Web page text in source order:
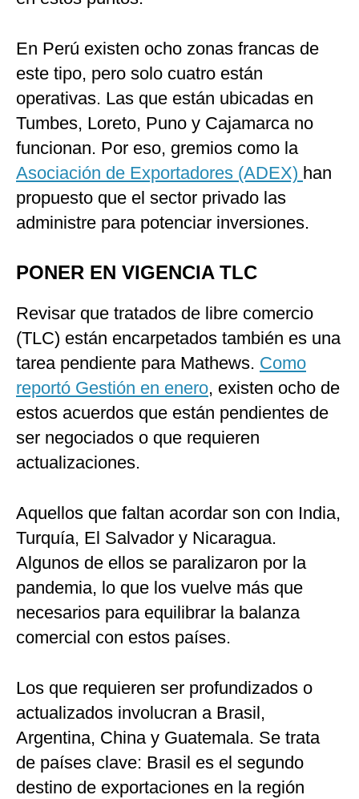
En Perú existen ocho zonas francas de
este tipo, pero solo cuatro están
operativas. Las que están ubicadas en
Tumbes, Loreto, Puno y Cajamarca no
funcionan. Por eso, gremios como la
Asociación de Exportadores (ADEX) han
propuesto que el sector privado las
administre para potenciar inversiones.
PONER EN VIGENCIA TLC
Revisar que tratados de libre comercio
(TLC) están encarpetados también es una
tarea pendiente para Mathews. Como
reportó Gestión en enero, existen ocho de
estos acuerdos que están pendientes de
ser negociados o que requieren
actualizaciones.
Aquellos que faltan acordar son con India,
Turquía, El Salvador y Nicaragua.
Algunos de ellos se paralizaron por la
pandemia, lo que los vuelve más que
necesarios para equilibrar la balanza
comercial con estos países.
Los que requieren ser profundizados o
actualizados involucran a Brasil,
Argentina, China y Guatemala. Se trata
de países clave: Brasil es el segundo
destino de exportaciones en la región